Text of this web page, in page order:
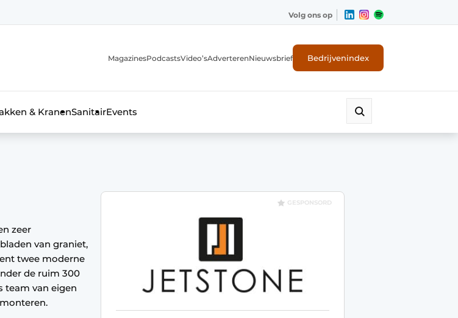
Volg ons op
MagazinesPodcastsVideo’sAdverterenNieuwsbrief Bedrijvenindex
& KranenSanitairEvents
zeer
van graniet,
twee moderne
de ruim 300
team van eigen
GESPONSORD